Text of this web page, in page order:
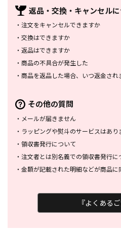
返品・交換・ キャンセル
・ 注文をキャンセルできますか
・ 交換はできますか
・ 返品はできますか
・ 商品の不具合が発生した
・ 商品を返品した場合、 いつ返金され
その他の質問
・ メールが届きません
・ ラッピングや熨斗のサービスはあり
・ 領収書発行について
・ 注文者とは別名義での領収書発行に
・ 金額が記載された明細などが商品に
『よくある